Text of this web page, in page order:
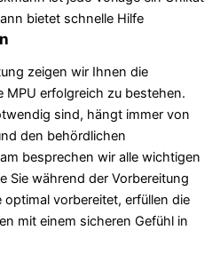
zeigen wir Ihnen die
MPU erfolgreich zu bestehen.
sind, hängt immer von
den behördlichen
besprechen wir alle wichtigen
Sie während der Vorbereitung
vorbereitet, erfüllen die
mit einem sicheren Gefühl in